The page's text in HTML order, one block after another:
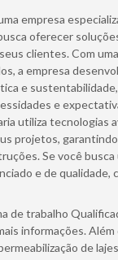
empresa
oferecer
clientes. Com
a empresa
e
e
utiliza tecnologias
projetos,
Se você
e de qualidade,
de trabalho
informações. Além
de